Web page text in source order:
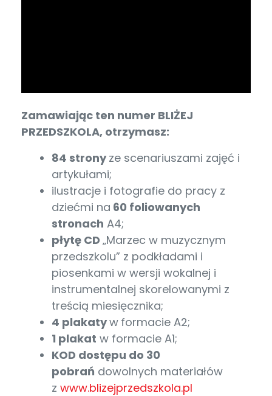
Zamawiając ten numer BLIŻEJ
PRZEDSZKOLA, otrzymasz:
84 stronyze scenariuszami zajęć i
artykułami;
ilustracje i fotografie do pracy z
dziećmi na 60 foliowanych
stronach A4;
płytę CD „Marzec w muzycznym
przedszkolu” z podkładami i
piosenkami w wersji wokalnej i
instrumentalnej skorelowanymi z
treścią miesięcznika;
4 plakatyw formacie A2;
1 plakat w formacie A1;
KOD dostępu do 30
pobrań dowolnych materiałów
z www.blizejprzedszkola.pl